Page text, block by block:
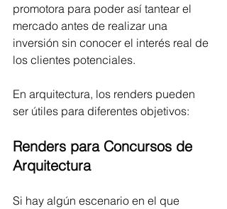
promotora para poder así tantear el
mercado antes de realizar una
inversión sin conocer el interés real de
los clientes potenciales.
En arquitectura, los renders pueden
ser útiles para diferentes objetivos:
Renders para Concursos de
Arquitectura
Si hay algún escenario en el que